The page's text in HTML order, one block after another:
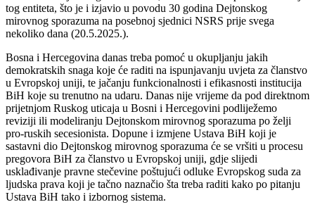
tog entiteta, što je i izjavio u povodu 30 godina Dejtonskog
mirovnog sporazuma na posebnoj sjednici NSRS prije svega
nekoliko dana (20.5.2025.).
Bosna i Hercegovina danas treba pomoć u okupljanju jakih
demokratskih snaga koje će raditi na ispunjavanju uvjeta za članstvo
u Evropskoj uniji, te jačanju funkcionalnosti i efikasnosti institucija
BiH koje su trenutno na udaru. Danas nije vrijeme da pod direktnom
prijetnjom Ruskog uticaja u Bosni i Hercegovini podliježemo
reviziji ili modeliranju Dejtonskom mirovnog sporazuma po želji
pro-ruskih secesionista. Dopune i izmjene Ustava BiH koji je
sastavni dio Dejtonskog mirovnog sporazuma će se vršiti u procesu
pregovora BiH za članstvo u Evropskoj uniji, gdje slijedi
usklađivanje pravne stečevine poštujući odluke Evropskog suda za
ljudska prava koji je tačno naznačio šta treba raditi kako po pitanju
Ustava BiH tako i izbornog sistema.